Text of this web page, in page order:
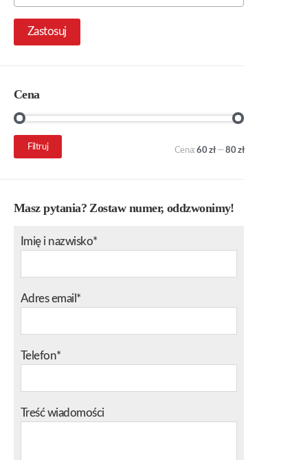
Zastosuj
Cena
Cena
min.
Cena
maks.
Filtruj Cena:60 zł—80 zł
Masz pytania? Zostaw numer, oddzwonimy!
Imię i nazwisko*
Adres email*
Telefon*
Treść wiadomości